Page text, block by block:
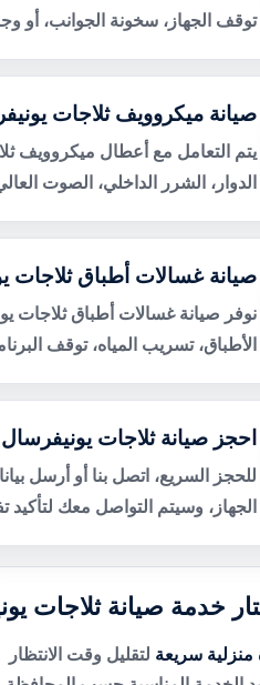
توقف الجهاز، سخونة الجوانب، أو
صيانة ميكروويف ثلاجات
يتم التعامل مع أعطال ميكروويف
الدوار، الشرر الداخلي، الصوت
صيانة غسالات أطباق ثلاجات
نوفر صيانة غسالات أطباق
الأطباق، تسريب المياه، توقف
احجز صيانة ثلاجات يونيفرسال
للحجز السريع، اتصل بنا أو أرسل
الجهاز، وسيتم التواصل معك
خدمة صيانة ثلاجات
منزلية سريعة لتقليل وقت الانتظار